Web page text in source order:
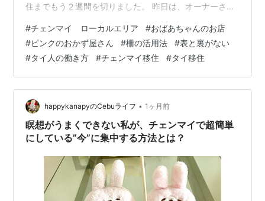
住までもう２週間を切りました。 昨日は、オーナーさん
算のお願いをしました。 家賃の約２カ月分を支払ったの
で、多少は差っ引かれるとは言え、それなりにまとまっ
た額の返金があります。 その返金分を、次の移住先でも
デポジットに充てるようになります。 次の国ではひょっ
とすると１カ月分でOKかもしれません。 さて、そんな
中、１週間に１回程度の頻…
#チェンマイ ローカルエリア #おばあちゃんのお店
#ピンクのおかず屋さん #柵の活用法 #表と裏がない
#タイ人の働き方 #チェンマイ移住 #タイ移住
happykanapyのCebuライフ • 1ヶ月前
瞑想がうまくできない私が、チェンマイで超簡単
にしている”今”に集中する方法とは？